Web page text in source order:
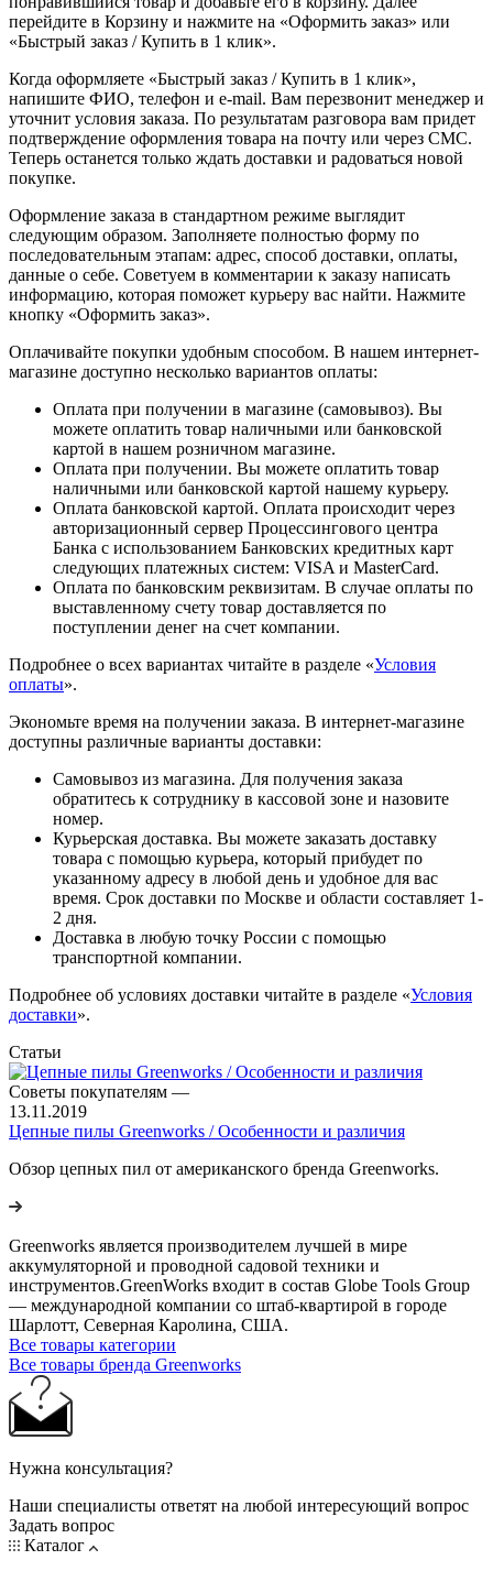
перейдите в Корзину и нажмите на «Оформить заказ» или
«Быстрый заказ / Купить в 1 клик».
Когда оформляете «Быстрый заказ / Купить в 1 клик»,
напишите ФИО, телефон и e-mail. Вам перезвонит менеджер и
уточнит условия заказа. По результатам разговора вам придет
подтверждение оформления товара на почту или через СМС.
Теперь останется только ждать доставки и радоваться новой
покупке.
Оформление заказа в стандартном режиме выглядит
следующим образом. Заполняете полностью форму по
последовательным этапам: адрес, способ доставки, оплаты,
данные о себе. Советуем в комментарии к заказу написать
информацию, которая поможет курьеру вас найти. Нажмите
кнопку «Оформить заказ».
Оплачивайте покупки удобным способом. В нашем интернет-
магазине доступно несколько вариантов оплаты:
Оплата при получении в магазине (самовывоз). Вы
можете оплатить товар наличными или банковской
картой в нашем розничном магазине.
Оплата при получении. Вы можете оплатить товар
наличными или банковской картой нашему курьеру.
Оплата банковской картой. Оплата происходит через
авторизационный сервер Процессингового центра
Банка с использованием Банковских кредитных карт
следующих платежных систем: VISA и MasterCard.
Оплата по банковским реквизитам. В случае оплаты по
выставленному счету товар доставляется по
поступлении денег на счет компании.
Подробнее о всех вариантах читайте в разделе «Условия
оплаты».
Экономьте время на получении заказа. В интернет-магазине
доступны различные варианты доставки:
Самовывоз из магазина. Для получения заказа
обратитесь к сотруднику в кассовой зоне и назовите
номер.
Курьерская доставка. Вы можете заказать доставку
товара с помощью курьера, который прибудет по
указанному адресу в любой день и удобное для вас
время. Срок доставки по Москве и области составляет 1-
2 дня.
Доставка в любую точку России с помощью
транспортной компании.
Подробнее об условиях доставки читайте в разделе «Условия
доставки».
Статьи
Советы покупателям —
13.11.2019
Цепные пилы Greenworks / Особенности и различия
Обзор цепных пил от американского бренда Greenworks.
Greenworks является производителем лучшей в мире
аккумуляторной и проводной садовой техники и
инструментов.GreenWorks входит в состав Globe Tools Group
— международной компании со штаб-квартирой в городе
Шарлотт, Северная Каролина, США.
Все товары категории
Все товары бренда Greenworks
Нужна консультация?
Наши специалисты ответят на любой интересующий вопрос
Задать вопрос
Каталог